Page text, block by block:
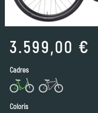
3.599,00 €
Cadres
Coloris